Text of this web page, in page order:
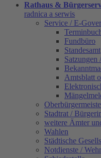
Rathaus &
radnica a serwis
Service / E-
Fundbüro
Standesamt
Satzungen
Amtsblatt
Stadtrat /
weitere Ämter
Wahlen
Städtische
Notdienste /